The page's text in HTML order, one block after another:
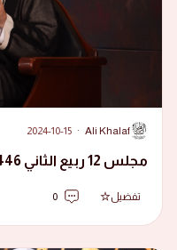
A
Ali Khalaf
·
2024-10-15
مجلس 12 ربيع الثاني 1446 هجرية
تفضيل 0